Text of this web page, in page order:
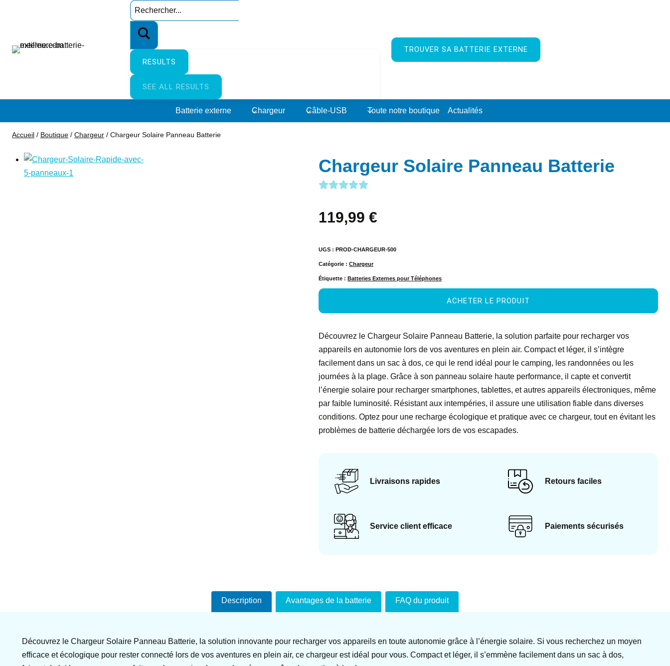
Search
…
RESULTS
SEE ALL RESULTS
TROUVER SA BATTERIE EXTERNE
Batterie externe Chargeur Câble-USB Toute notre boutique Actualités
Accueil / Boutique / Chargeur / Chargeur Solaire Panneau Batterie
Chargeur Solaire Panneau Batterie
119,99€
UGS :PROD-CHARGEUR-500
Catégorie :Chargeur
Étiquette :Batteries Externes pour Téléphones
ACHETER LE PRODUIT
Découvrez le Chargeur Solaire Panneau Batterie, la solution parfaite pour recharger vos
appareils en autonomie lors de vos aventures en plein air. Compact et léger, il s’intègre
facilement dans un sac à dos, ce qui le rend idéal pour le camping, les randonnées ou les
journées à la plage. Grâce à son panneau solaire haute performance, il capte et convertit
l’énergie solaire pour recharger smartphones, tablettes, et autres appareils électroniques, même
par faible luminosité. Résistant aux intempéries, il assure une utilisation fiable dans diverses
conditions. Optez pour une recharge écologique et pratique avec ce chargeur, tout en évitant les
problèmes de batterie déchargée lors de vos escapades.
Livraisons rapides Retours faciles
Service client efficace Paiements sécurisés
Description Avantages de la batterie FAQ du produit
Découvrez le Chargeur Solaire Panneau Batterie, la solution innovante pour recharger vos appareils en toute autonomie grâce à l’énergie solaire. Si vous recherchez un moyen
efficace et écologique pour rester connecté lors de vos aventures en plein air, ce chargeur est idéal pour vous. Compact et léger, il s’emmène facilement dans un sac à dos,